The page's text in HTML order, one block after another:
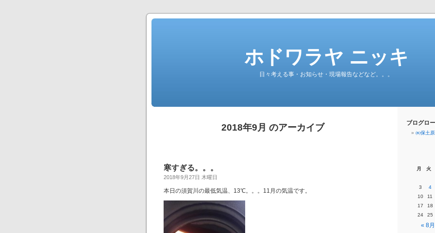
ホドワラヤ ニッキ
日々考える事・お知らせ・現場報告などなど。。。
2018年9月 のアーカイブ
寒すぎる。。。
2018年9月27日 木曜日
本日の須賀川の最低気温、13℃。。。11月の気温です。
ブログロ
㈱保土
月 火
« 8月
3
4
10
11
17
18
24
25